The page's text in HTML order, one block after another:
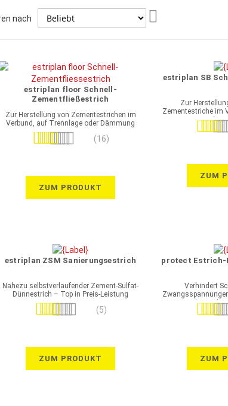
nach
estriplan floor Schnell-
Zementfließestrich
Zur Herstellung von Zementestrichen im
Verbund, auf Trennlage oder Dämmung
Bewertung:
(16)
ZUM PRODUKT
estriplan SB
Zur
Zementestriche im
oder
ZUM
estriplan ZSM Sanierungsestrich
Nahezu selbstverlaufender Zement-Sulfat-
Dünnestrich – Top in Preis-Leistung
Bewertung:
(5)
ZUM PRODUKT
protect Estrich-
Verhindert
Estrichen
Dämmung für
ZUM